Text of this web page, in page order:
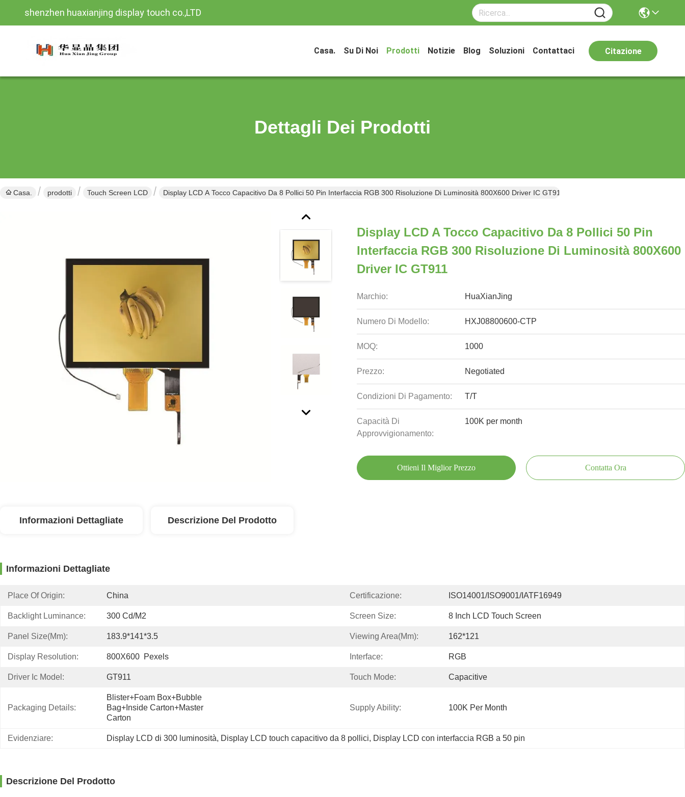
shenzhen huaxianjing display touch co.,LTD
Casa. Su Di Noi Prodotti Notizie Blog Soluzioni Contattaci Citazione
Dettagli Dei Prodotti
Casa. prodotti Touch Screen LCD Display LCD A Tocco Capacitivo Da 8 Pollici 50 Pin Interfaccia RGB 300 Risoluzione Di Luminosità 800X600 Driver IC GT911
Display LCD A Tocco Capacitivo Da 8 Pollici 50 Pin
Interfaccia RGB 300 Risoluzione Di Luminosità 800X600
Driver IC GT911
Marchio: HuaXianJing
Numero Di Modello: HXJ08800600-CTP
MOQ: 1000
Prezzo: Negotiated
Condizioni Di Pagamento: T/T
Capacità Di
Approvvigionamento:
100K per month
Ottieni Il Miglior Prezzo Contatta Ora
Informazioni Dettagliate Descrizione Del Prodotto
Informazioni Dettagliate
Place Of Origin: China Certificazione: ISO14001/ISO9001/IATF16949
Backlight Luminance: 300 Cd/m2 Screen Size: 8 Inch LCD Touch Screen
Panel Size(mm): 183.9*141*3.5 Viewing Area(mm): 162*121
Display Resolution: 800X600  Pexels Interface: RGB
Driver Ic Model: GT911 Touch Mode: Capacitive
Packaging Details:
Blister+foam Box+bubble
Bag+inside Carton+master
Carton
Supply Ability: 100K Per Month
Evidenziare: Display LCD di 300 luminosità, Display LCD touch capacitivo da 8 pollici, Display LCD con interfaccia RGB a 50 pin
Descrizione Del Prodotto